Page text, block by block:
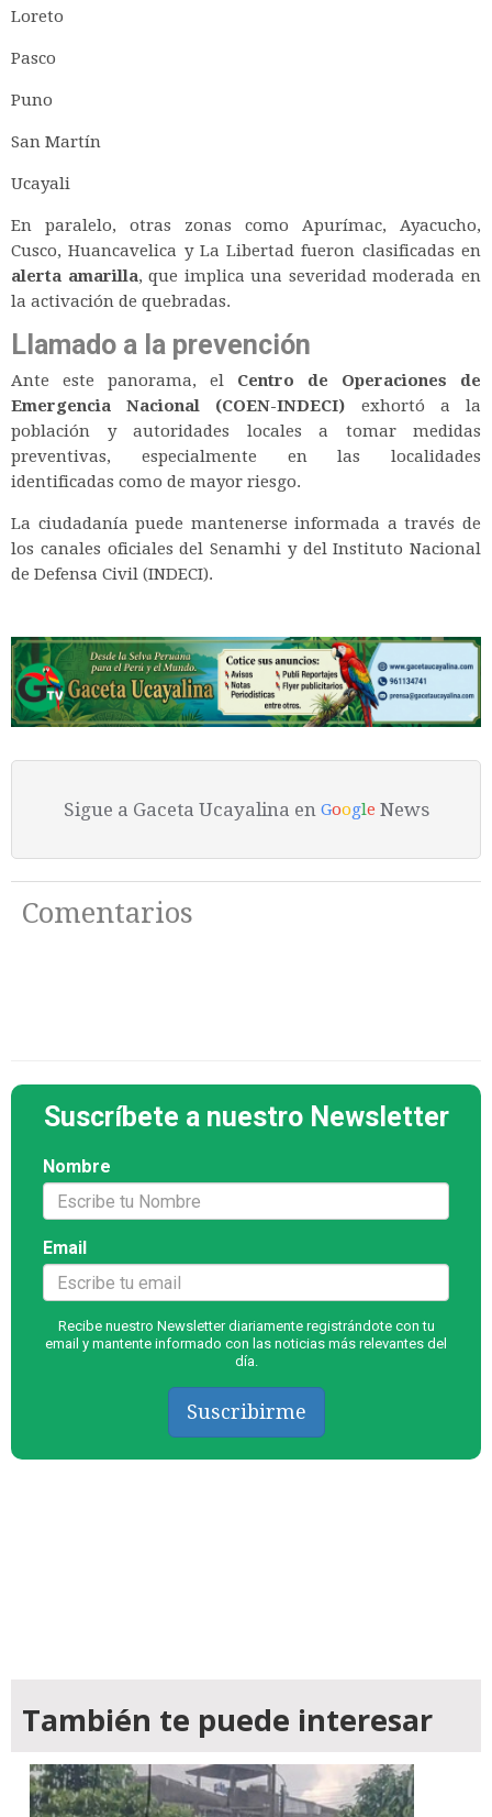
Loreto
Pasco
Puno
San Martín
Ucayali
En paralelo, otras zonas como Apurímac, Ayacucho,
Cusco, Huancavelica y La Libertad fueron clasificadas en
alerta amarilla, que implica una severidad moderada en
la activación de quebradas.
Llamado a la prevención
Ante este panorama, el Centro de Operaciones de
Emergencia Nacional (COEN-INDECI) exhortó a la
población y autoridades locales a tomar medidas
preventivas, especialmente en las localidades
identificadas como de mayor riesgo.
La ciudadanía puede mantenerse informada a través de
los canales oficiales del Senamhi y del Instituto Nacional
de Defensa Civil (INDECI).
Sigue a Gaceta Ucayalina en Google News
Comentarios
Suscríbete a nuestro Newsletter
Nombre
Email
Recibe nuestro Newsletter diariamente registrándote con tu
email y mantente informado con las noticias más relevantes del
día.
Suscribirme
También te puede interesar